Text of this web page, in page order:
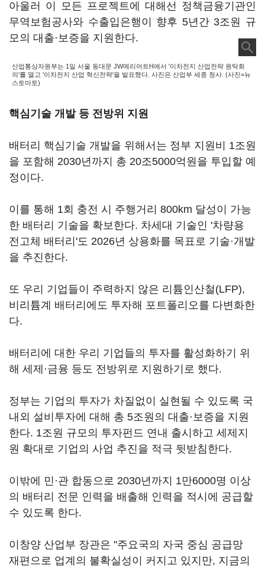
아울러 이 모든 프로젝트에 대해선 정책금융기관인
무역보험공사와 수출입은행이 향후 5년간 3조원 규
모의 대출·보증을 지원한다.
산업통상자원부는 1일 서울 동대문 JW메리어트H에서 '이차전지 산업전략 원탁회
의'를 열고 '이차전지 산업 혁신전략'을 발표했다. 사진은 산업부 세종 청사. (사진=뉴
스토마토)
핵심기술 개발 등 전방위 지원
배터리 핵심기술 개발을 위해서는 정부 지원비 1조원
을 포함해 2030년까지 총 20조5000억원을 투입할 예
정이다.
이를 통해 1회 충전 시 주행거리 800km 달성이 가능
한 배터리 기술을 확보한다. 차세대 기술인 '차량용
전고체 배터리'도 2026년 상용화를 목표로 기술·개발
을 추진한다.
또 우리 기업들이 주력하지 않은 리튬인산철(LFP),
비리튬계 배터리에도 투자해 포트폴리오를 다변화한
다.
배터리에 대한 우리 기업들의 투자를 활성화하기 위
해 세제·금융 등도 전방위로 지원하기로 했다.
정부는 기업의 투자가 차질없이 실현될 수 있도록 국
내외 설비투자에 대해 총 5조원의 대출·보증을 지원
한다. 1조원 규모의 투자펀드 연내 출시하고 세제지
원 확대로 기업의 사업 추진을 적극 뒷받침한다.
이밖에 민·관 합동으로 2030년까지 1만6000명 이상
의 배터리 전문 인력을 배출해 인력을 적시에 공급할
수 있도록 한다.
이창양 산업부 장관은 "주요국의 자국 중심 공급망
재편으로 업계의 불확실성이 커지고 있지만, 지금의